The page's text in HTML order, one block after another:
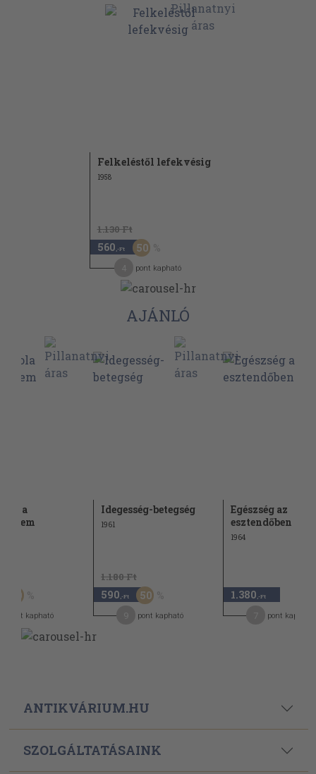
Felkeléstől lefekvésig
1958
1.130 Ft
560 ,-Ft 50
pont kapható
AJÁNLÓ
50
pont kapható
Idegesség-betegség
1961
1.180 Ft
590 ,-Ft 50
pont kapható
Egészség az
esztendőben
1964
1.380 ,-Ft
pont kapható
ANTIKVÁRIUM.HU
SZOLGÁLTATÁSAINK